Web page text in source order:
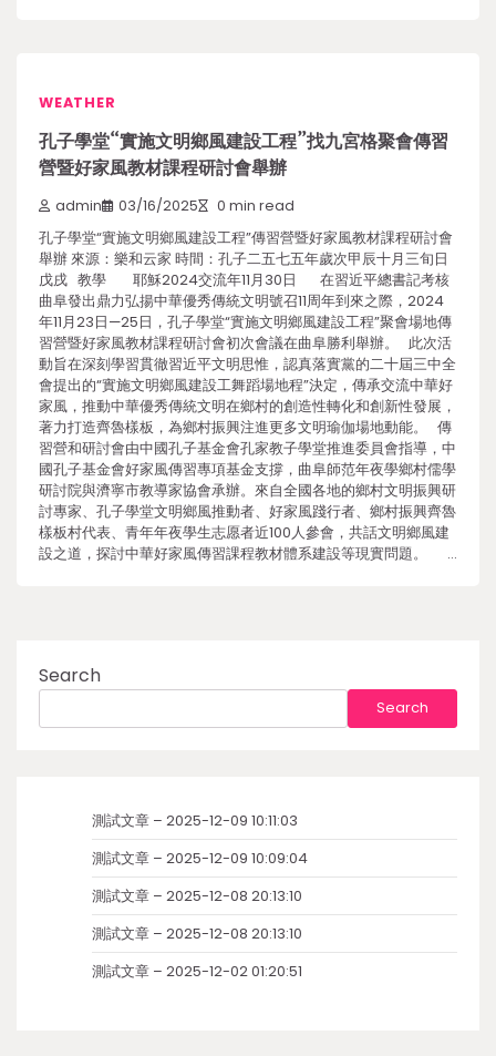
WEATHER
孔子學堂“實施文明鄉風建設工程”找九宮格聚會傳習
營暨好家風教材課程研討會舉辦
admin 03/16/2025 0 min read
孔子學堂“實施文明鄉風建設工程”傳習營暨好家風教材課程研討會
舉辦 來源：樂和云家 時間：孔子二五七五年歲次甲辰十月三旬日
戊戌 教學 耶穌2024交流年11月30日 在習近平總書記考核
曲阜發出鼎力弘揚中華優秀傳統文明號召11周年到來之際，2024
年11月23日—25日，孔子學堂“實施文明鄉風建設工程”聚會場地傳
習營暨好家風教材課程研討會初次會議在曲阜勝利舉辦。 此次活
動旨在深刻學習貫徹習近平文明思惟，認真落實黨的二十屆三中全
會提出的“實施文明鄉風建設工舞蹈場地程”決定，傳承交流中華好
家風，推動中華優秀傳統文明在鄉村的創造性轉化和創新性發展，
著力打造齊魯樣板，為鄉村振興注進更多文明瑜伽場地動能。 傳
習營和研討會由中國孔子基金會孔家教子學堂推進委員會指導，中
國孔子基金會好家風傳習專項基金支撐，曲阜師范年夜學鄉村儒學
研討院與濟寧市教導家協會承辦。來自全國各地的鄉村文明振興研
討專家、孔子學堂文明鄉風推動者、好家風踐行者、鄉村振興齊魯
樣板村代表、青年年夜學生志愿者近100人參會，共話文明鄉風建
設之道，探討中華好家風傳習課程教材體系建設等現實問題。 …
Search
Search
測試文章 – 2025-12-09 10:11:03
測試文章 – 2025-12-09 10:09:04
測試文章 – 2025-12-08 20:13:10
測試文章 – 2025-12-08 20:13:10
測試文章 – 2025-12-02 01:20:51